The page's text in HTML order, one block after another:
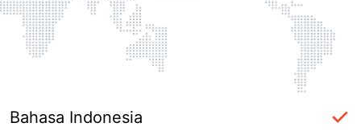
Bahasa Indonesia